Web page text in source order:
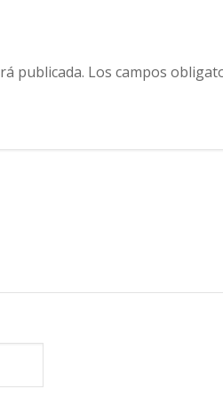
publicada. Los campos